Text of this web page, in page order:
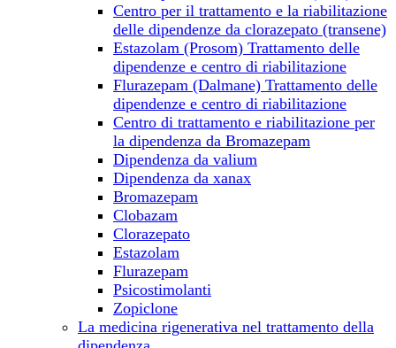
Centro per il trattamento e la riabilitazione
delle dipendenze da clorazepato (transene)
Estazolam (Prosom) Trattamento delle
dipendenze e centro di riabilitazione
Flurazepam (Dalmane) Trattamento delle
dipendenze e centro di riabilitazione
Centro di trattamento e riabilitazione per
la dipendenza da Bromazepam
Dipendenza da valium
Dipendenza da xanax
Bromazepam
Clobazam
Clorazepato
Estazolam
Flurazepam
Psicostimolanti
Zopiclone
La medicina rigenerativa nel trattamento della